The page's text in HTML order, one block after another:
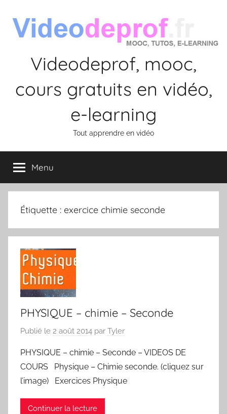
contenu
Videodeprof, mooc,
cours gratuits en vidéo,
e-learning
Tout apprendre en vidéo
Menu
Étiquette : exercice chimie seconde
PHYSIQUE – chimie – Seconde
Publié le 2 août 2014 par Tyler
PHYSIQUE – chimie – Seconde – VIDEOS DE
COURS Physique – Chimie seconde. (cliquez sur
l’image) Exercices Physique
Continuer la lecture